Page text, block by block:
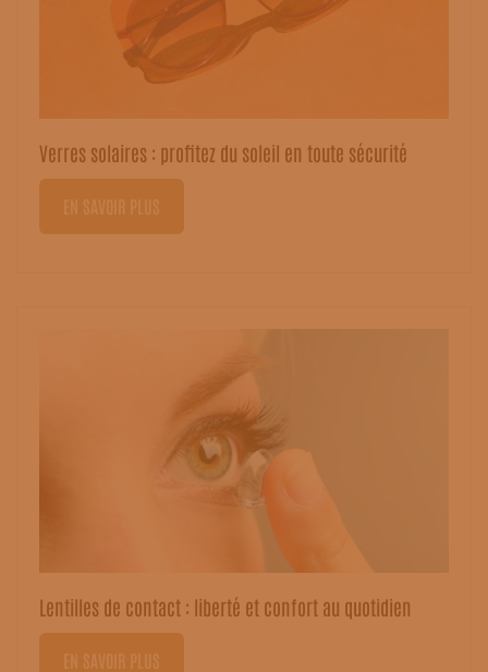
Verres solaires : profitez du soleil en toute sécurité
EN SAVOIR PLUS
Lentilles de contact : liberté et confort au quotidien
EN SAVOIR PLUS